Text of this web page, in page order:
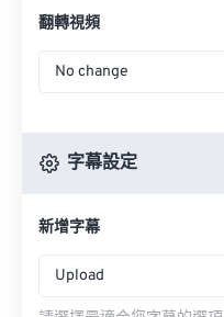
翻轉視頻
No change
字幕設定
新增字幕
Upload